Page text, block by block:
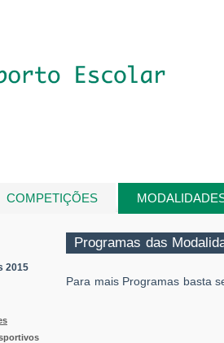
COMPETIÇÕES
2015
Programas das
Para mais Programas basta